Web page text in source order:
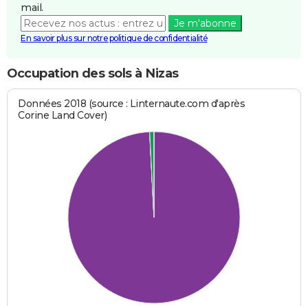
mail.
Je m'abonne
En savoir plus sur notre politique de confidentialité
Occupation des sols à Nizas
Données 2018 (source : Linternaute.com d'après
Corine Land Cover)